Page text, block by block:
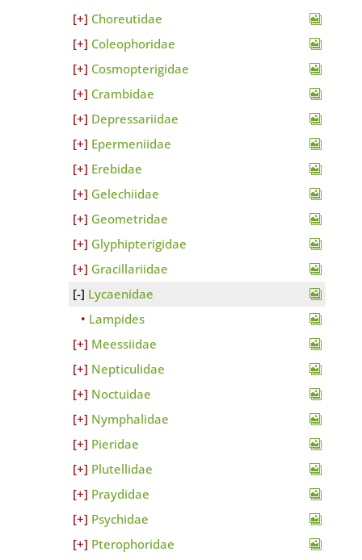
Choreutidae
Coleophoridae
Cosmopterigidae
Crambidae
Depressariidae
Epermeniidae
Erebidae
Gelechiidae
Geometridae
Glyphipterigidae
Gracillariidae
Lycaenidae
Lampides
Meessiidae
Nepticulidae
Noctuidae
Nymphalidae
Pieridae
Plutellidae
Praydidae
Psychidae
Pterophoridae